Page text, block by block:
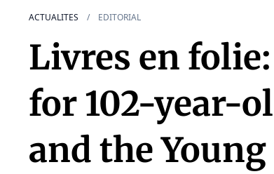
ACTUALITES EDITORIAL
Livres en
for 102-year-
and the Young